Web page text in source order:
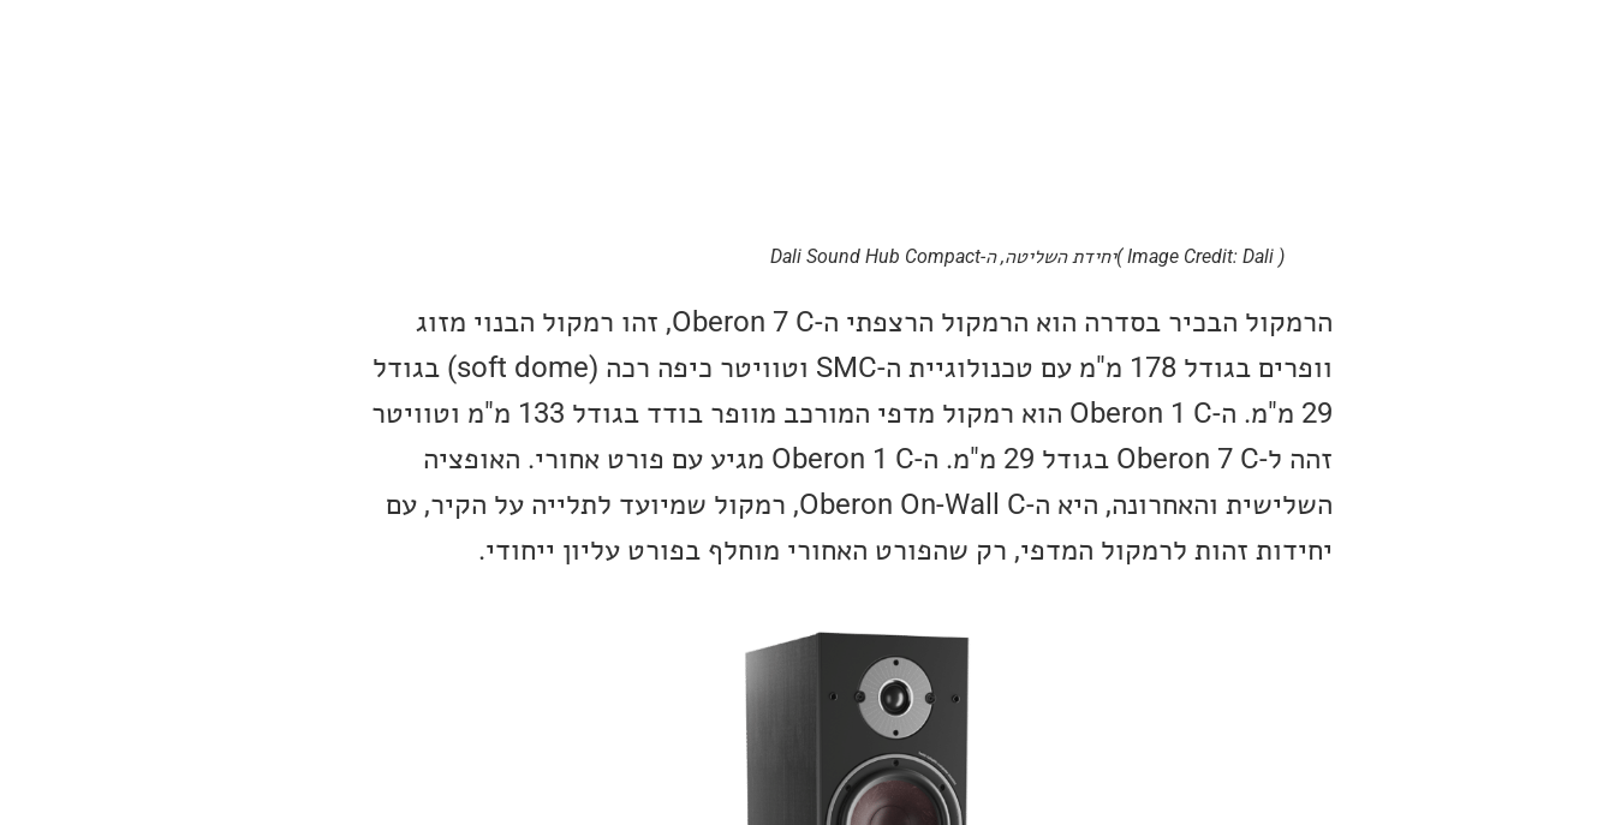
( Image Credit: Dali )יחידת השליטה, ה-Dali Sound Hub Compact
הרמקול הבכיר בסדרה הוא הרמקול הרצפתי ה-Oberon 7 C, זהו רמקול הבנוי מזוג
וופרים בגודל 178 מ"מ עם טכנולוגיית ה-SMC וטוויטר כיפה רכה (soft dome) בגודל
29 מ"מ. ה-Oberon 1 C הוא רמקול מדפי המורכב מוופר בודד בגודל 133 מ"מ וטוויטר
זהה ל-Oberon 7 C בגודל 29 מ"מ. ה-Oberon 1 C מגיע עם פורט אחורי. האופציה
השלישית והאחרונה, היא ה-Oberon On-Wall C, רמקול שמיועד לתלייה על הקיר, עם
יחידות זהות לרמקול המדפי, רק שהפורט האחורי מוחלף בפורט עליון ייחודי.